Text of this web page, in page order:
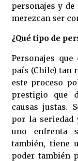
personajes y
merezcan ser
¿Qué tipo de
Personajes que
país (Chile) tan
este proceso
prestigio que
causas justas.
por la seriedad
uno enfrenta
también, tiene
poder también